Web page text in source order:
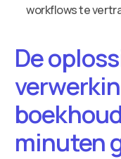
workflows te
De
minuten